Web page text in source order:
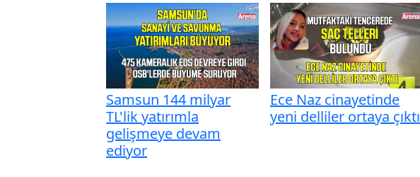
Samsun 144 milyar
TL'lik yatırımla
gelişmeye devam
ediyor
Ece Naz cinayetinde
yeni delliler ortaya çıktı